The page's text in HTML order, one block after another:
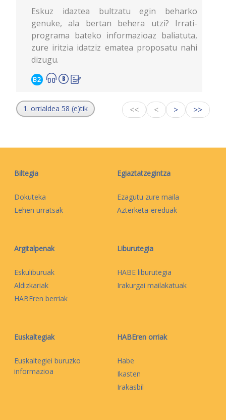
Eskuz idaztea bultzatu egin beharko
genuke, ala bertan behera utzi? Irrati-
programa bateko informazioaz baliatuta,
zure iritzia idatziz ematea proposatu nahi
dizugu.
B2
1. orrialdea 58 (e)tik << < > >>
Biltegia
Dokuteka
Lehen urratsak
Egiaztatzegintza
Ezagutu zure maila
Azterketa-ereduak
Argitalpenak
Eskuliburuak
Aldizkariak
HABEren berriak
Liburutegia
HABE liburutegia
Irakurgai mailakatuak
Euskaltegiak
Euskaltegiei buruzko
informazioa
HABEren orriak
Habe
Ikasten
Irakasbil